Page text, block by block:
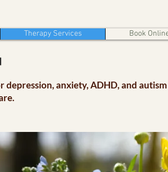
Therapy Services Book
anxiety, ADHD, and